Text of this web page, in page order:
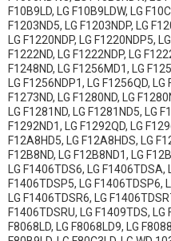
LG WD-80160SP
LG WD-80164NP
LG WD-80180NUP
LG WD-80186NUP
LG WD-80192N
LG WD-80192T
LG WD-80250NUP
F10B9LD, LG F10B9LDW, LG
F1203ND5, LG F1203NDP, LG
LG F1220NDP, LG F1220NDP5,
F1222ND, LG F1222NDP, LG
F1248ND, LG F1256MD1, LG
LG F1256NDP1, LG F1256QD,
F1273ND, LG F1280ND, LG
LG F1281ND, LG F1281ND5, LG
F1292ND1, LG F1292QD, LG
F12A8HD5, LG F12A8HDS, LG
F12B8ND, LG F12B8ND1, LG
LG F1406TDS6, LG F1406TDSA,
F1406TDSP5, LG F1406TDSP6,
LG F1406TDSR6, LG
F1406TDSRU, LG F1409TDS, LG
F8068LD, LG F8068LD9, LG